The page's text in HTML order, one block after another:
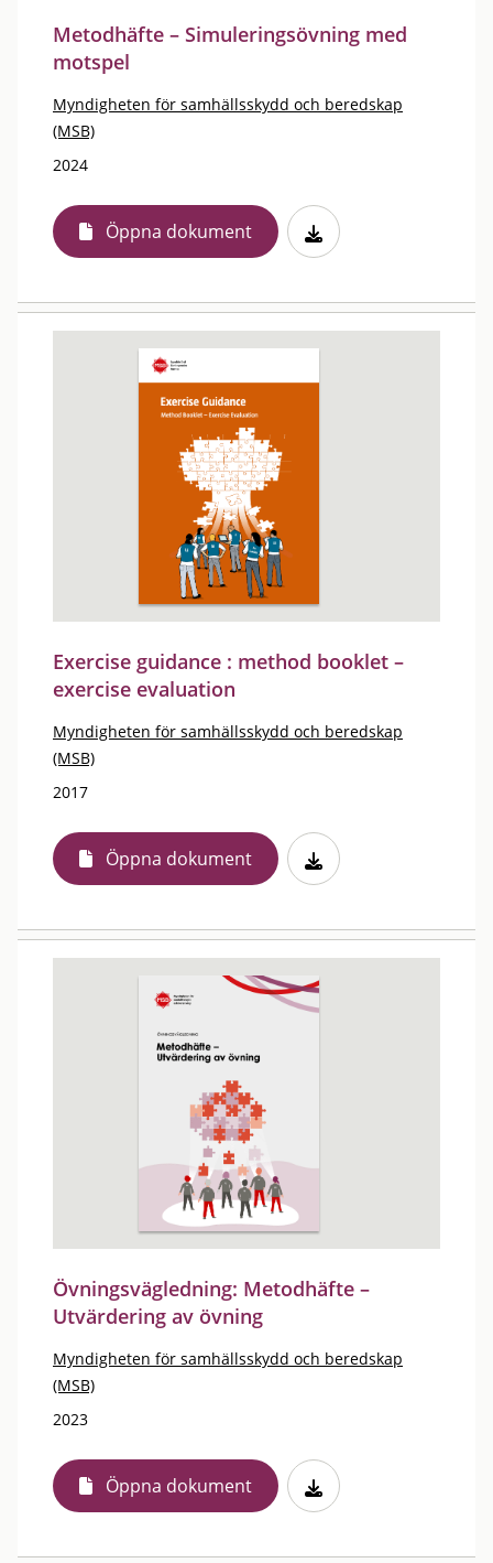
Metodhäfte – Simuleringsövning med
motspel
Myndigheten för samhällsskydd och beredskap
(MSB)
2024
Öppna dokument
Exercise guidance : method booklet –
exercise evaluation
Myndigheten för samhällsskydd och beredskap
(MSB)
2017
Öppna dokument
Övningsvägledning: Metodhäfte –
Utvärdering av övning
Myndigheten för samhällsskydd och beredskap
(MSB)
2023
Öppna dokument